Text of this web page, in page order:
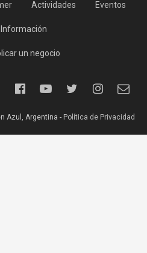
Actividades Eventos
Información
un negocio
Azul, Argentina - Política de Privacidad